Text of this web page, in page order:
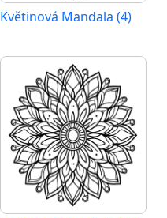
Květinová Mandala (4)